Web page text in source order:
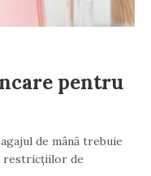
pentru
de mână trebuie
restricțiilor de